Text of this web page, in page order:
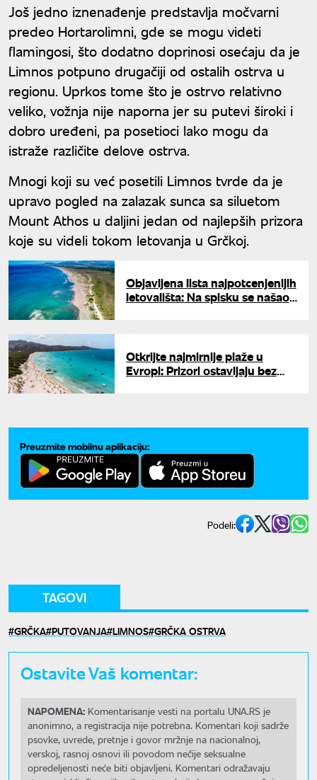
Još jedno iznenađenje predstavlja močvarni
predeo Hortarolimni, gde se mogu videti
flamingosi, što dodatno doprinosi osećaju da je
Limnos potpuno drugačiji od ostalih ostrva u
regionu. Uprkos tome što je ostrvo relativno
veliko, vožnja nije naporna jer su putevi široki i
dobro uređeni, pa posetioci lako mogu da
istraže različite delove ostrva.
Mnogi koji su već posetili Limnos tvrde da je
upravo pogled na zalazak sunca sa siluetom
Mount Athos u daljini jedan od najlepših prizora
koje su videli tokom letovanja u Grčkoj.
Objavljena lista najpotcenjenijih
letovališta: Na spisku se našao i
Otkrijte najmirnije plaže u
Evropi: Prizori ostavljaju bez
Preuzmite mobilnu aplikaciju:
Podeli:
TAGOVI
GRČKA PUTOVANJA LIMNOS GRČKA OSTRVA
Ostavite Vaš komentar:
NAPOMENA: Komentarisanje vesti na portalu UNA.RS je
anonimno, a registracija nije potrebna. Komentari koji sadrže
psovke, uvrede, pretnje i govor mržnje na nacionalnoj,
verskoj, rasnoj osnovi ili povodom nečije seksualne
opredeljenosti neće biti objavljeni. Komentari odražavaju